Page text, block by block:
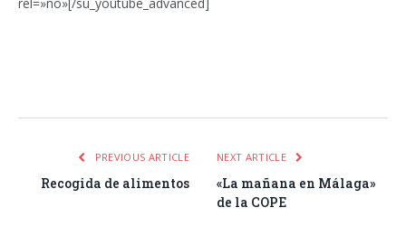
PREVIOUS ARTICLE
Recogida de alimentos
NEXT ARTICLE
«La mañana en Málaga»
de la COPE